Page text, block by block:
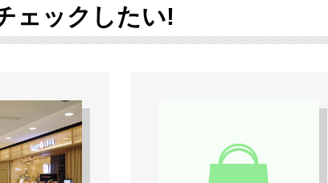
ェックしたい!